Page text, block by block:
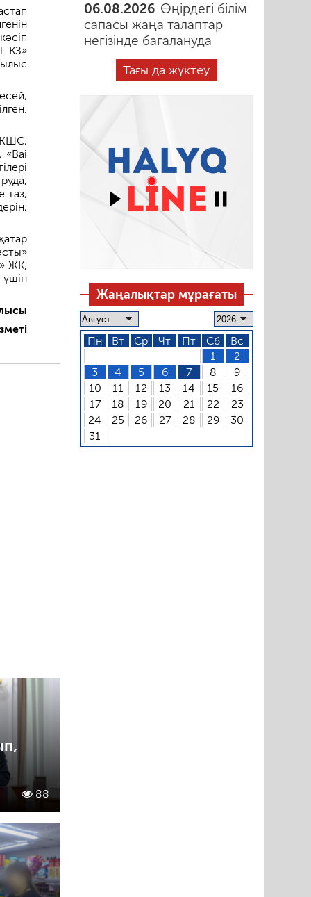
КЗ»
ЖК,
үшін
88
06.08.2026 Өңірдегі білім
сапасы жаңа талаптар
негізінде бағалануда
Тағы да жүктеу
Жаңалықтар мұрағаты
Пн Вт Ср Чт Пт Сб
Вс
1
2
3
4 5 6 7 8
9
10
11 12 13 14 15
16
17
18 19 20 21 22
23
24
25 26 27 28 29
30
31